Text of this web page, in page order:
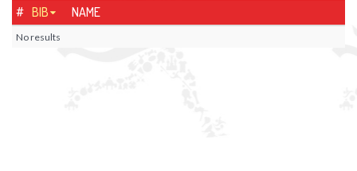
# BIB NAME
No results